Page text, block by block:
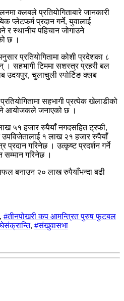
क्लबले प्रतियोगिताबारे जानकारी
प्लेटफर्म प्रदान गर्ने, युवालाई
र स्थानीय पहिचान जोगाउने
छ ।
प्रतियोगितामा कोशी प्रदेशका ८
। सहभागी टिममा सशस्त्र प्रहरी बल
चुलाचुली स्पोर्टिङ क्लब
सहभागी प्रत्येक खेलाडीको
आयोजकले जनाएको छ ।
५१ हजार रुपैयाँ नगदसहित ट्रफी,
उपविजेतालाई १ लाख २१ हजार रुपैयाँ
गरिनेछ । उत्कृष्ट प्रदर्शन गर्ने
सम्मान गरिनेछ ।
बनाउन २० लाख रुपैयाँभन्दा बढी
, #तीनपोखरी कप आमन्त्रित पुरुष फुटबल
, #संखुवासभा